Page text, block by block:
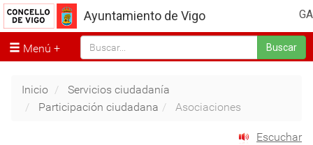
GA
Ayuntamiento de Vigo
Menú Buscar
Inicio
Servicios ciudadanía
Participación ciudadana
Asociaciones
Escuchar